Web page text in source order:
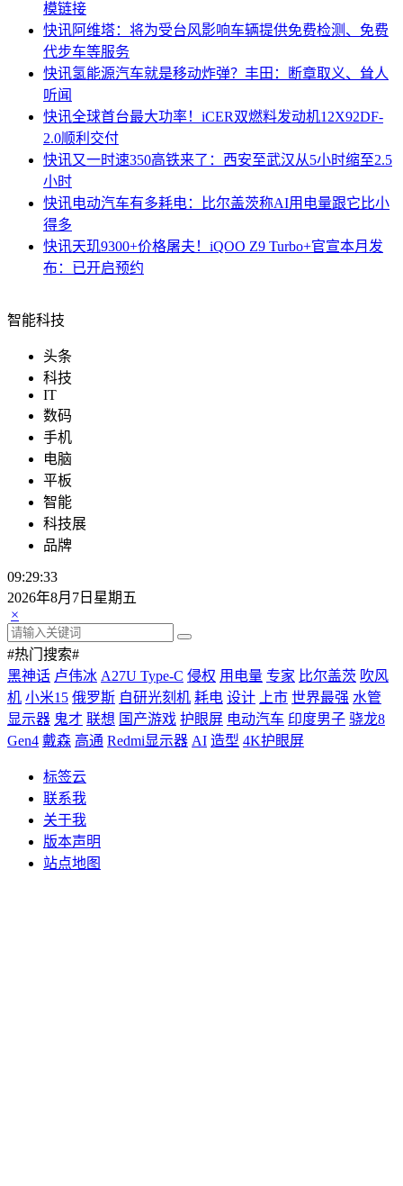
模链接
快讯阿维塔：将为受台风影响车辆提供免费检测、免费
代步车等服务
快讯氢能源汽车就是移动炸弹？丰田：断章取义、耸人
听闻
快讯全球首台最大功率！iCER双燃料发动机12X92DF-
2.0顺利交付
快讯又一时速350高铁来了：西安至武汉从5小时缩至2.5
小时
快讯电动汽车有多耗电：比尔盖茨称AI用电量跟它比小
得多
快讯天玑9300+价格屠夫！iQOO Z9 Turbo+官宣本月发
布：已开启预约
智能科技
头条
科技
IT
数码
手机
电脑
平板
智能
科技展
品牌
09:29:33
2026年8月7日星期五
×
#热门搜索#
黑神话 卢伟冰 A27U Type-C 侵权 用电量 专家 比尔盖茨 吹风
机 小米15 俄罗斯 自研光刻机 耗电 设计 上市 世界最强 水管
显示器 鬼才 联想 国产游戏 护眼屏 电动汽车 印度男子 骁龙8
Gen4 戴森 高通 Redmi显示器 AI 造型 4K护眼屏
标签云
联系我
关于我
版本声明
站点地图